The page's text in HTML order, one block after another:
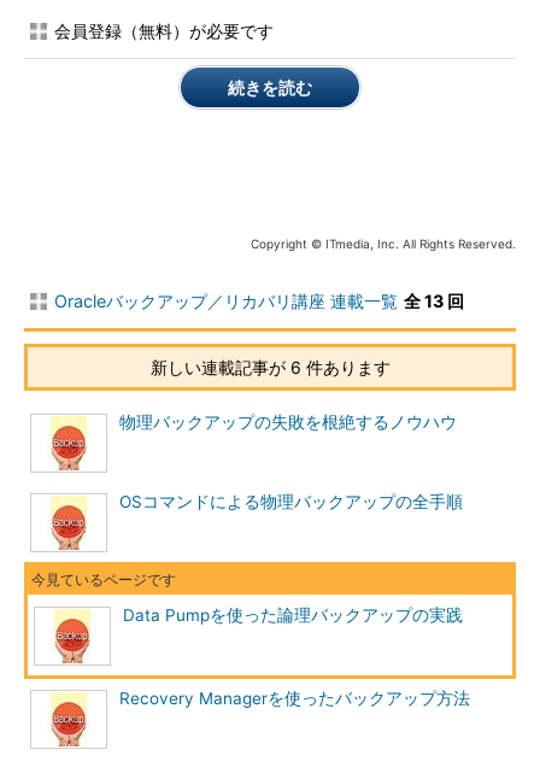
会員登録（無料）が必要です
続きを読む
Copyright © ITmedia, Inc. All Rights Reserved.
Oracleバックアップ／リカバリ講座 連載一覧 全 13 回
新しい連載記事が 6 件あります
物理バックアップの失敗を根絶するノウハウ
OSコマンドによる物理バックアップの全手順
Data Pumpを使った論理バックアップの実践
Recovery Managerを使ったバックアップ方法